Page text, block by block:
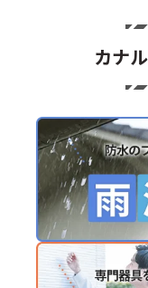
カナ